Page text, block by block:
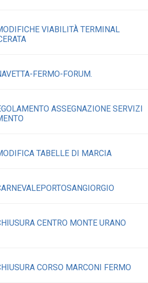
VIABILITÀ TERMINAL
FERMO-FORUM.
ASSEGNAZIONE SERVIZI
TABELLE DI MARCIA
CENTRO MONTE URANO
CORSO MARCONI FERMO